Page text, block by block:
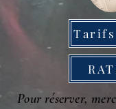
Pour réserver,